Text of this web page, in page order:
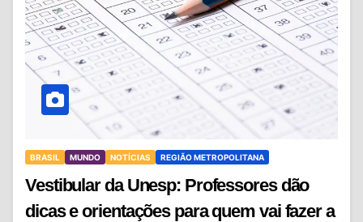
BRASIL MUNDO NOTÍCIAS REGIÃO METROPOLITANA
Vestibular da Unesp: Professores dão
dicas e orientações para quem vai fazer a